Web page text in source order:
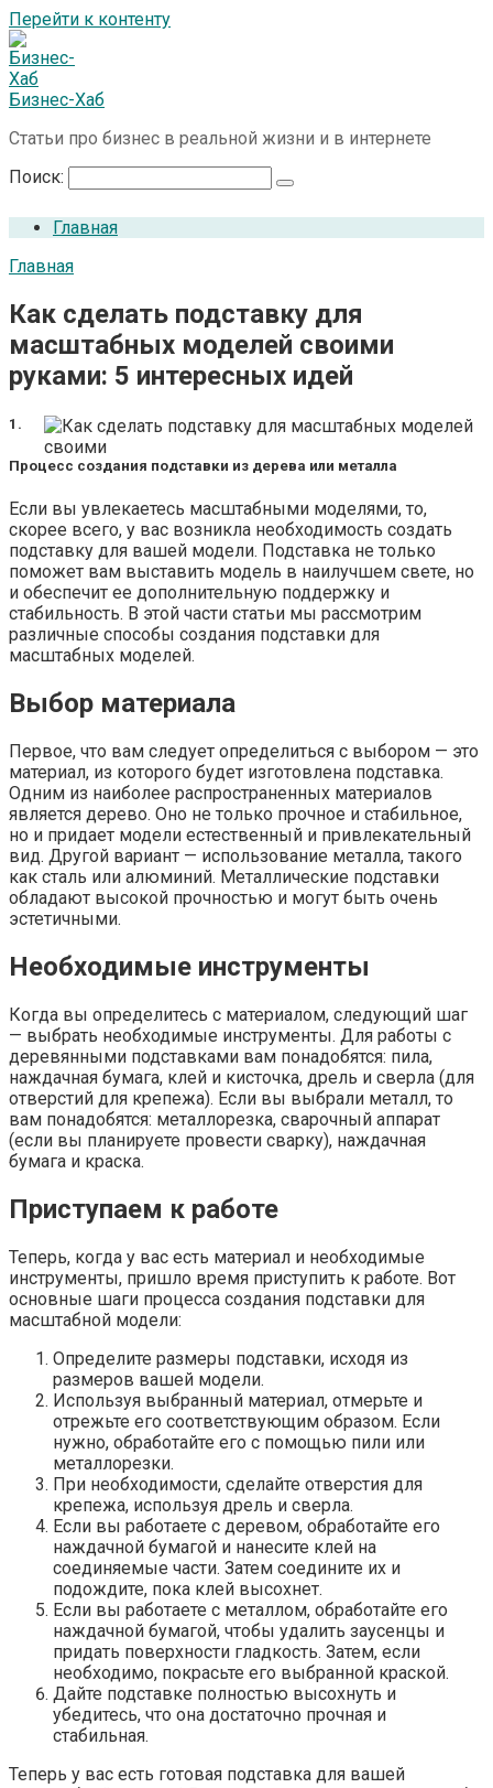
Перейти к контенту
Бизнес-Хаб
Статьи про бизнес в реальной жизни и в интернете
Поиск:
Главная
Главная
Как сделать подставку для
масштабных моделей своими
руками: 5 интересных идей
1.
Процесс создания подставки из дерева или металла
Если вы увлекаетесь масштабными моделями, то,
скорее всего, у вас возникла необходимость создать
подставку для вашей модели. Подставка не только
поможет вам выставить модель в наилучшем свете, но
и обеспечит ее дополнительную поддержку и
стабильность. В этой части статьи мы рассмотрим
различные способы создания подставки для
масштабных моделей.
Выбор материала
Первое, что вам следует определиться с выбором — это
материал, из которого будет изготовлена подставка.
Одним из наиболее распространенных материалов
является дерево. Оно не только прочное и стабильное,
но и придает модели естественный и привлекательный
вид. Другой вариант — использование металла, такого
как сталь или алюминий. Металлические подставки
обладают высокой прочностью и могут быть очень
эстетичными.
Необходимые инструменты
Когда вы определитесь с материалом, следующий шаг
— выбрать необходимые инструменты. Для работы с
деревянными подставками вам понадобятся: пила,
наждачная бумага, клей и кисточка, дрель и сверла (для
отверстий для крепежа). Если вы выбрали металл, то
вам понадобятся: металлорезка, сварочный аппарат
(если вы планируете провести сварку), наждачная
бумага и краска.
Приступаем к работе
Теперь, когда у вас есть материал и необходимые
инструменты, пришло время приступить к работе. Вот
основные шаги процесса создания подставки для
масштабной модели:
Определите размеры подставки, исходя из
размеров вашей модели.
Используя выбранный материал, отмерьте и
отрежьте его соответствующим образом. Если
нужно, обработайте его с помощью пили или
металлорезки.
При необходимости, сделайте отверстия для
крепежа, используя дрель и сверла.
Если вы работаете с деревом, обработайте его
наждачной бумагой и нанесите клей на
соединяемые части. Затем соедините их и
подождите, пока клей высохнет.
Если вы работаете с металлом, обработайте его
наждачной бумагой, чтобы удалить заусенцы и
придать поверхности гладкость. Затем, если
необходимо, покрасьте его выбранной краской.
Дайте подставке полностью высохнуть и
убедитесь, что она достаточно прочная и
стабильная.
Теперь у вас есть готовая подставка для вашей